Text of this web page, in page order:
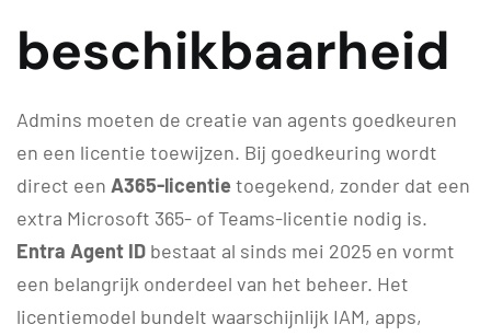
beschikbaarheid
Admins moeten de creatie van agents goedkeuren
en een licentie toewijzen. Bij goedkeuring wordt
direct een A365-licentietoegekend, zonder dat een
extra Microsoft 365- of Teams-licentie nodig is.
Entra Agent ID bestaat al sinds mei 2025 en vormt
een belangrijk onderdeel van het beheer. Het
licentiemodel bundelt waarschijnlijk IAM, apps,